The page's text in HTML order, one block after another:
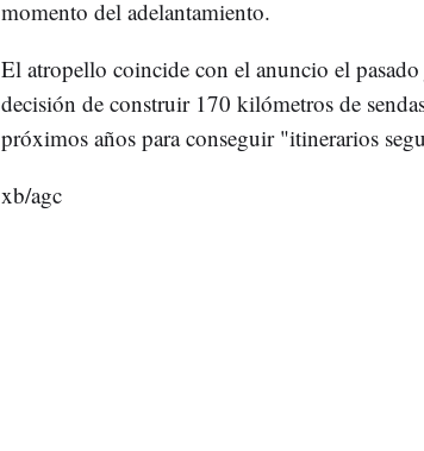
momento del adelantamiento.
El atropello coincide con el anuncio el
decisión de construir 170 kilómetros de
próximos años para conseguir "itinerarios
xb/agc